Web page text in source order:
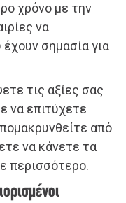
χρόνο με την
να
σημασία για
τις αξίες σας
να επιτύχετε
από
να κάνετε τα
περισσότερο.